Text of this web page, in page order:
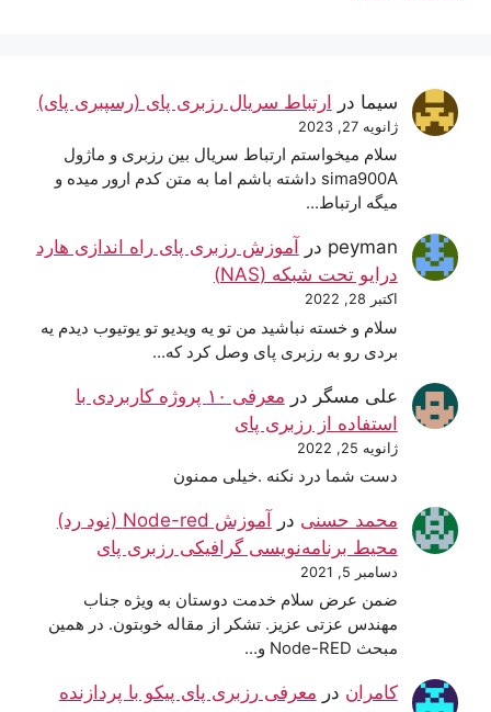
سیما در ارتباط سریال رزبری پای (رسپبری پای)
ژانویه 27, 2023
سلام میخواستم ارتباط سریال بین رزبری و ماژول
sima900A داشته باشم اما به متن کدم ارور میده و
میگه ارتباط…
peyman در
آموزش رزبری پای راه اندازی هارد
درایو تحت شبکه (NAS)
اکتبر 28, 2022
سلام و خسته نباشید من تو یه ویدیو تو یوتیوب دیدم یه
بردی رو به رزبری پای وصل کرد که…
علی مسگر در
معرفی ۱۰ پروژه کاربردی با
استفاده از رزبری پای
ژانویه 25, 2022
دست شما درد نکنه .خیلی ممنون
محمد حسنی در
آموزش Node-red (نود رد)
محیط برنامه‌نویسی گرافیکی رزبری پای
دسامبر 5, 2021
ضمن عرض سلام خدمت دوستان به ویژه جناب
مهندس عزتی عزیز. تشکر از مقاله خوبتون. در همین
مبحث Node-RED و…
کامران در معرفی رزبری پای پیکو با پردازنده